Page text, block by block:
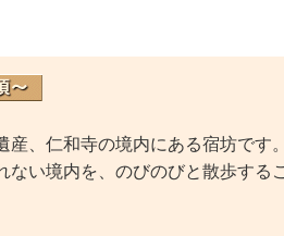
、仁和寺の境内にある宿坊です
ない境内を、のびのびと散歩する